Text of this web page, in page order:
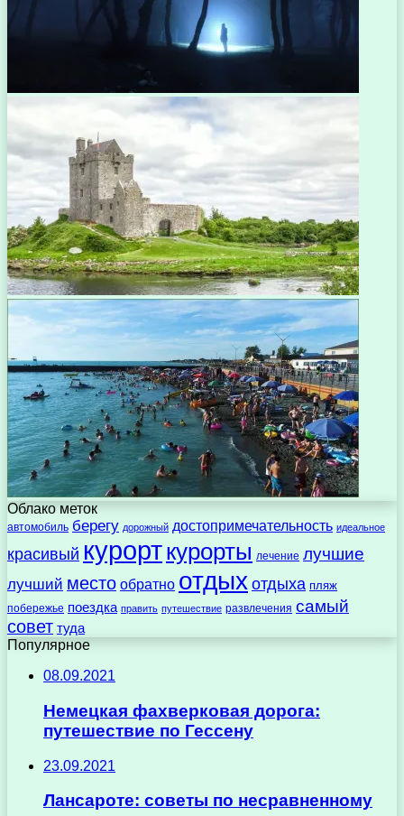
Облако меток
автомобиль берегу дорожный достопримечательность идеальное
красивый курорткурорты лечение лучшие
лучший место обратно отдыхотдыха пляж
побережье поездка править путешествие развлечения самый
совет туда
Популярное
08.09.2021
Немецкая фахверковая дорога:
путешествие по Гессену
23.09.2021
Лансароте: советы по несравненному